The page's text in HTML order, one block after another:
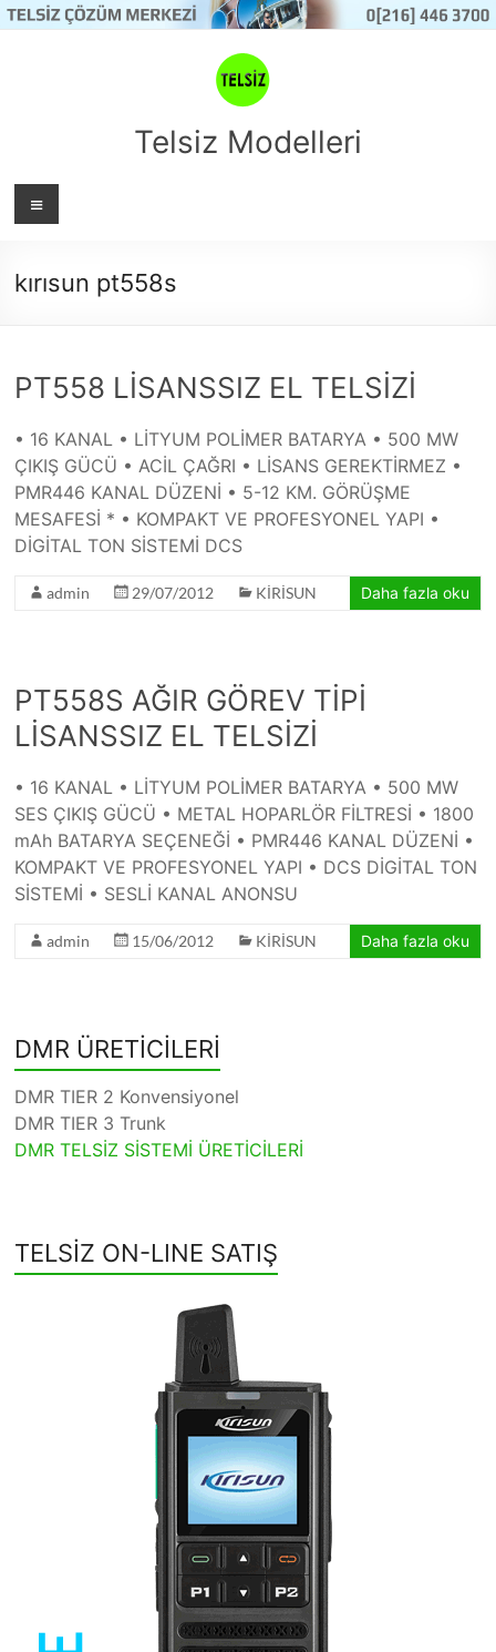
Skip
to
Telsiz Modelleri
Menü
kırısun pt558s
PT558 LİSANSSIZ EL TELSİZİ
• 16 KANAL • LİTYUM POLİMER BATARYA • 500 MW
ÇIKIŞ GÜCÜ • ACİL ÇAĞRI • LİSANS GEREKTİRMEZ •
PMR446 KANAL DÜZENİ • 5-12 KM. GÖRÜŞME
MESAFESİ * • KOMPAKT VE PROFESYONEL YAPI •
DİGİTAL TON SİSTEMİ DCS
admin 29/07/2012 KİRİSUN Daha fazla oku
PT558S AĞIR GÖREV TİPİ
LİSANSSIZ EL TELSİZİ
• 16 KANAL • LİTYUM POLİMER BATARYA • 500 MW
SES ÇIKIŞ GÜCÜ • METAL HOPARLÖR FİLTRESİ • 1800
mAh BATARYA SEÇENEĞİ • PMR446 KANAL DÜZENİ •
KOMPAKT VE PROFESYONEL YAPI • DCS DİGİTAL TON
SİSTEMİ • SESLİ KANAL ANONSU
admin 15/06/2012 KİRİSUN Daha fazla oku
DMR ÜRETİCİLERİ
DMR TIER 2 Konvensiyonel
DMR TIER 3 Trunk
DMR TELSİZ SİSTEMİ ÜRETİCİLERİ
TELSİZ ON-LINE SATIŞ